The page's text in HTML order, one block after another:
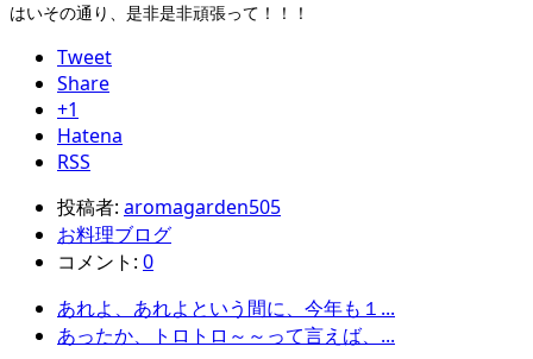
はいその通り、是非是非頑張って！！！
Tweet
Share
+1
Hatena
RSS
投稿者: aromagarden505
お料理ブログ
コメント: 0
あれよ、あれよという間に、今年も１...
あったか、トロトロ～～って言えば、...